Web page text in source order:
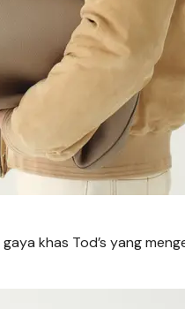
khas Tod’s yang